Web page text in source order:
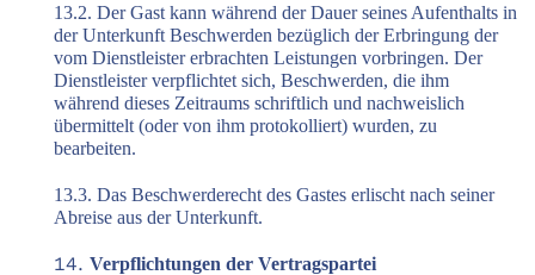
13.2. Der Gast kann während der Dauer seines Aufenthalts in
der Unterkunft Beschwerden bezüglich der Erbringung der
vom Dienstleister erbrachten Leistungen vorbringen. Der
Dienstleister verpflichtet sich, Beschwerden, die ihm
während dieses Zeitraums schriftlich und nachweislich
übermittelt (oder von ihm protokolliert) wurden, zu
bearbeiten.
13.3. Das Beschwerderecht des Gastes erlischt nach seiner
Abreise aus der Unterkunft.
Verpflichtungen der Vertragspartei